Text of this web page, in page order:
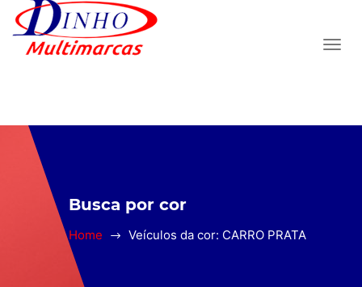
Busca por cor
Home Veículos da cor: CARRO PRATA